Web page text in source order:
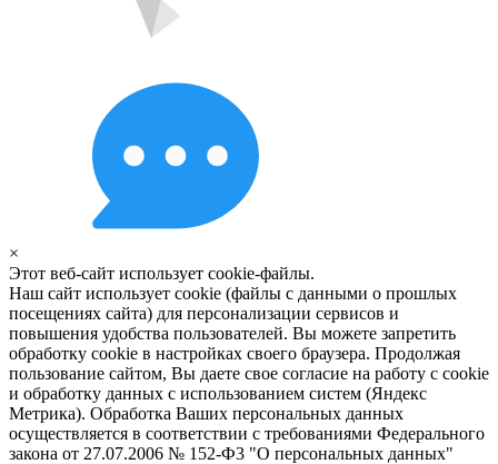
×
Этот веб-сайт использует cookie-файлы.
Наш сайт использует cookie (файлы с данными о прошлых
посещениях сайта) для персонализации сервисов и
повышения удобства пользователей. Вы можете запретить
обработку cookie в настройках своего браузера. Продолжая
пользование сайтом, Вы даете свое согласие на работу с cookie
и обработку данных с использованием систем (Яндекс
Метрика). Обработка Ваших персональных данных
осуществляется в соответствии с требованиями Федерального
закона от 27.07.2006 № 152-Ф3 "О персональных данных"